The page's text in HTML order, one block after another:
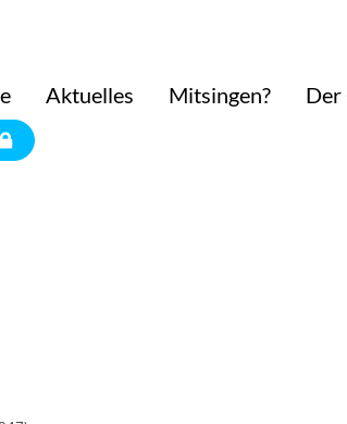
Aktuelles Mitsingen? Der